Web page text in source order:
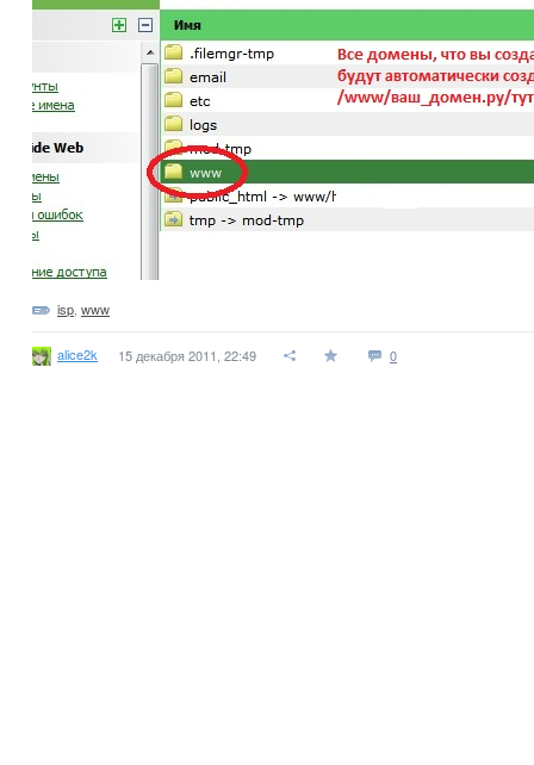
isp www
alice2k 15 декабря 2011, 22:49 0